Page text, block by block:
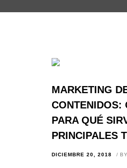
MARKETING
CONTENIDOS:
PARA QUÉ
PRINCIPALES
DICIEMBRE 20, 2018 BY